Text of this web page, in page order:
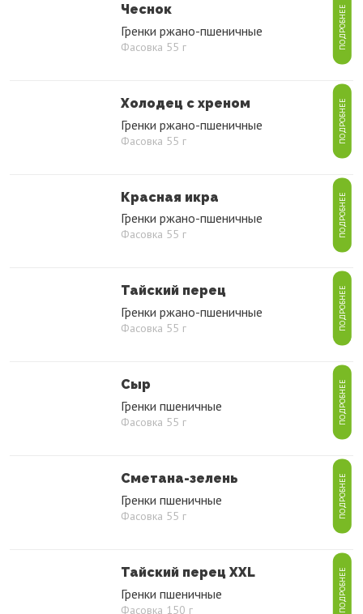
Чеснок
Гренки ржано-пшеничные
Фасовка 55 г ПОДРОБНЕЕ
Холодец с хреном
Гренки ржано-пшеничные
Фасовка 55 г ПОДРОБНЕЕ
Красная икра
Гренки ржано-пшеничные
Фасовка 55 г ПОДРОБНЕЕ
Тайский перец
Гренки ржано-пшеничные
Фасовка 55 г ПОДРОБНЕЕ
Сыр
Гренки пшеничные
Фасовка 55 г ПОДРОБНЕЕ
Сметана-зелень
Гренки пшеничные
Фасовка 55 г ПОДРОБНЕЕ
Тайский перец XXL
Гренки пшеничные
Фасовка 150 г ПОДРОБНЕЕ